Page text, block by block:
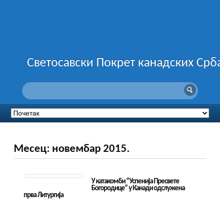
Светосавски Покрет канадских
Месец: новембар 2015.
У катакомби “Успенија Пресвете
Богородице” у Канади одслужена
прва Литургија